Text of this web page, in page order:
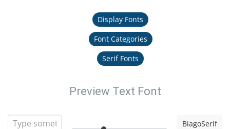
Display Fonts
Font Categories
Serif Fonts
Preview Text Font
BiagoSerif